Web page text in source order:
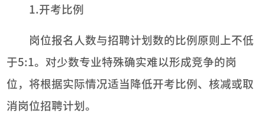
1.开考比例
岗位报名人数与招聘计划数的比例原则上不低
于5:1。对少数专业特殊确实难以形成竞争的岗
位，将根据实际情况适当降低开考比例、核减或取
消岗位招聘计划。